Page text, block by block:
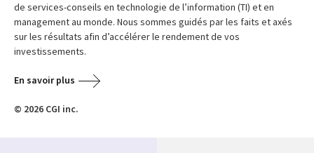
de services-conseils en technologie de l’information (TI) et en
management au monde. Nous sommes guidés par les faits et axés
sur les résultats afin d’accélérer le rendement de vos
investissements.
En savoir plus
© 2026 CGI inc.